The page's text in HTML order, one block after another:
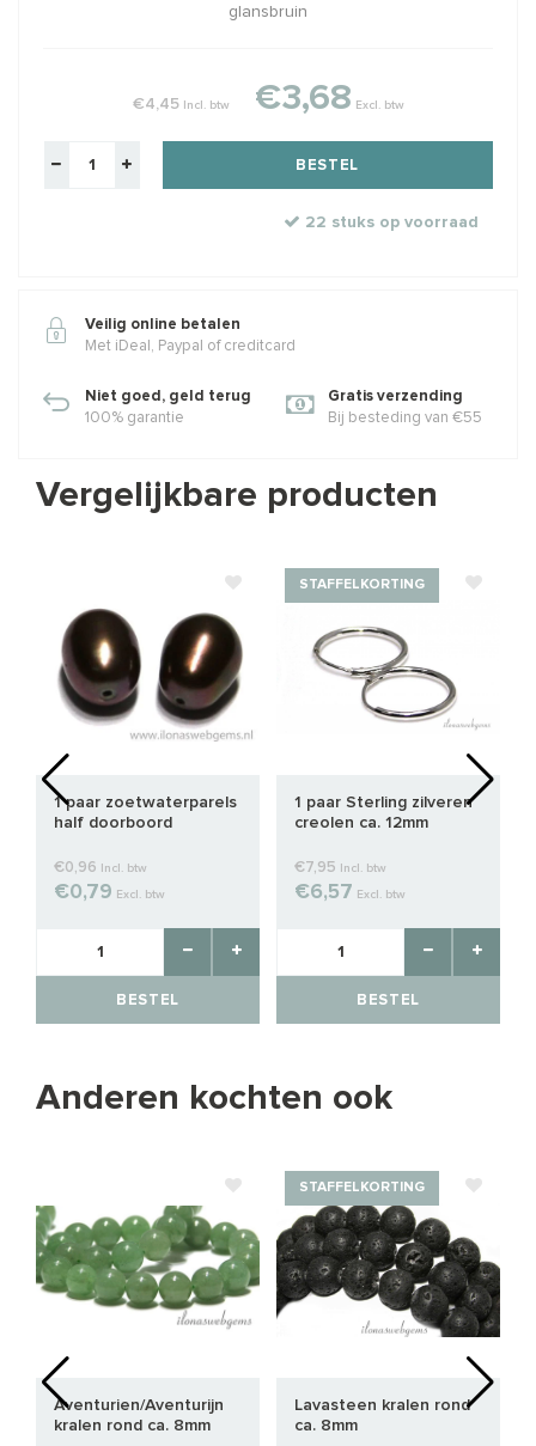
glansbruin
€4,45 Incl. btw €3,68 Excl. btw
BESTEL
22 stuks op voorraad
Veilig online betalen
Met iDeal, Paypal of creditcard
Niet goed, geld terug
100% garantie
Gratis verzending
Bij besteding van €55
Vergelijkbare producten
1 paar zoetwaterparels
half doorboord
€0,96 Incl. btw
€0,79 Excl. btw
BESTEL
STAFFELKORTING
1 paar Sterling zilveren
creolen ca. 12mm
€7,95 Incl. btw
€6,57 Excl. btw
BESTEL
Anderen kochten ook
Aventurien/Aventurijn
kralen rond ca. 8mm
STAFFELKORTING
Lavasteen kralen rond
ca. 8mm